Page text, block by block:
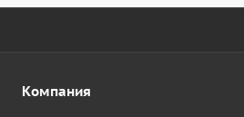
Компания